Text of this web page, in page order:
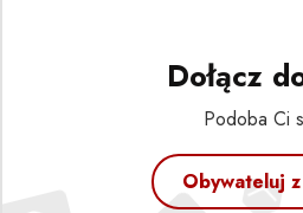
Dołącz
Podoba Ci
Obywateluj